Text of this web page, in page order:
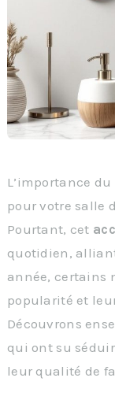
L’importance du
pour votre salle
Pourtant, cet
quotidien,
année, certains
popularité et
Découvrons
qui ont su
leur qualité de